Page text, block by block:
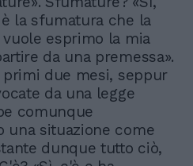
la sfumatura che la
esprimo la mia
da una premessa».
due mesi, seppur
da una legge
comunque
una situazione come
dunque tutto ciò,